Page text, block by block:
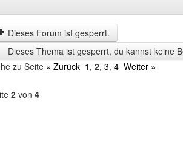
der
letzten
Zeit
anzeigen
by
Dieses Forum ist gesperrt.
Dieses Thema ist gesperrt, du kannst keine
zu Seite « Zurück 1 , 2, 3, 4 Weiter »
2 von 4